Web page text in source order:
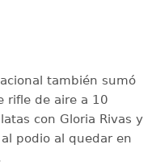
también sumó
rifle de aire a 10
con Gloria Rivas y
podio al quedar en